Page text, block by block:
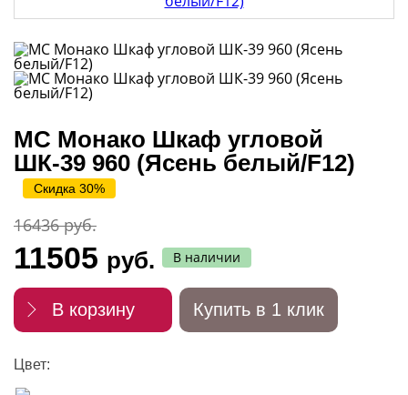
МС Монако Шкаф угловой
ШК-39 960 (Ясень белый/F12)
Скидка 30%
16436 руб.
11505 руб. В наличии
В корзину Купить в 1 клик
Цвет: